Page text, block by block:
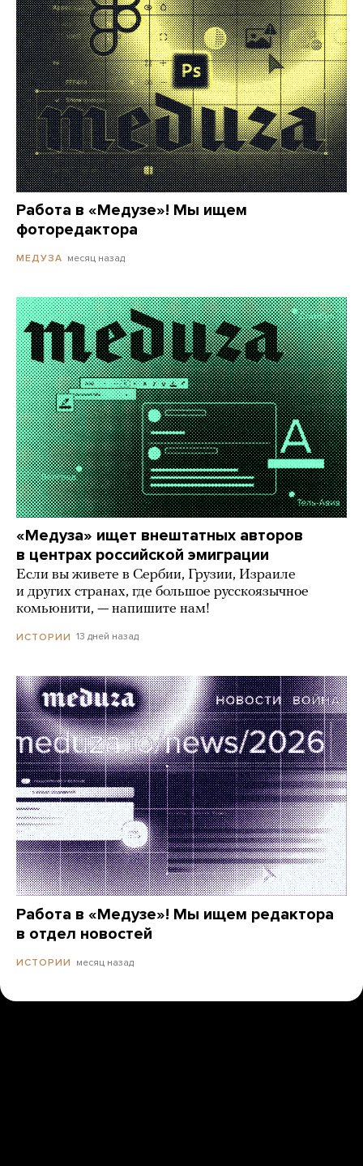
Работа в «Медузе»! Мы ищем
фоторедактора
МЕДУЗА месяц назад
«Медуза» ищет внештатных авторов
в центрах российской эмиграции
Если вы живете в Сербии, Грузии, Израиле
и других странах, где большое русскоязычное
комьюнити, — напишите нам!
ИСТОРИИ 13 дней назад
Работа в «Медузе»! Мы ищем редактора
в отдел новостей
ИСТОРИИ месяц назад